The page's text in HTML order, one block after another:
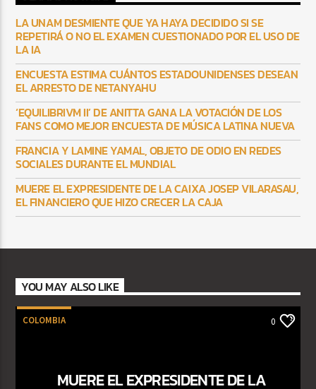
LA UNAM DESMIENTE QUE YA HAYA DECIDIDO SI SE
REPETIRÁ O NO EL EXAMEN CUESTIONADO POR EL USO DE
LA IA
ENCUESTA ESTIMA CUÁNTOS ESTADOUNIDENSES DESEAN
EL ARRESTO DE NETANYAHU
‘EQUILIBRIVM II’ DE ANITTA GANA LA VOTACIÓN DE LOS
FANS COMO MEJOR ENCUESTA DE MÚSICA LATINA NUEVA
FRANCIA Y LAMINE YAMAL, OBJETO DE ODIO EN REDES
SOCIALES DURANTE EL MUNDIAL
MUERE EL EXPRESIDENTE DE LA CAIXA JOSEP VILARASAU,
EL FINANCIERO QUE HIZO CRECER LA CAJA
YOU MAY ALSO LIKE
COLOMBIA 0
MUERE EL EXPRESIDENTE DE LA